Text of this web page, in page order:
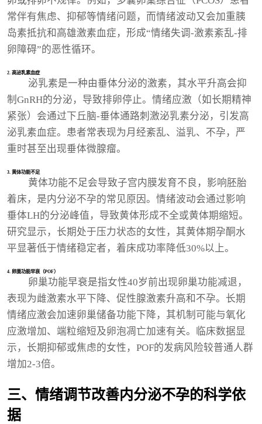
常伴有焦虑、抑郁等情绪问题，而情绪波动又会加重胰
岛素抵抗和高雄激素血症，形成“情绪失调-激素紊乱-排
卵障碍”的恶性循环。
2. 高泌乳素血症
泌乳素是一种由垂体分泌的激素，其水平升高会抑
制GnRH的分泌，导致排卵停止。情绪应激（如长期精神
紧张）会通过下丘脑-垂体通路刺激泌乳素分泌，引发高
泌乳素血症。患者常表现为月经紊乱、溢乳、不孕，严
重时甚至出现垂体微腺瘤。
3. 黄体功能不足
黄体功能不足会导致子宫内膜发育不良，影响胚胎
着床，是内分泌不孕的常见原因。情绪波动会通过影响
垂体LH的分泌峰值，导致黄体形成不全或黄体期缩短。
研究显示，长期处于压力状态的女性，其黄体期孕酮水
平显著低于情绪稳定者，着床成功率降低30%以上。
4. 卵巢功能早衰（POF）
卵巢功能早衰是指女性40岁前出现卵巢功能减退，
表现为雌激素水平下降、促性腺激素升高和不孕。长期
情绪应激会加速卵巢储备功能下降，其机制可能与氧化
应激增加、端粒缩短及卵泡凋亡加速有关。临床数据显
示，长期抑郁或焦虑的女性，POF的发病风险较普通人群
增加2-3倍。
三、情绪调节改善内分泌不孕的科学依
据